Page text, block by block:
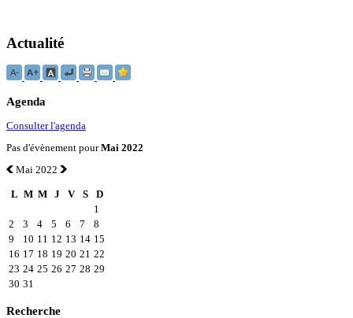
Actualité
Agenda
Consulter l'agenda
Pas d'évènement pourMai 2022
Mai 2022
L M M J V S
D
1
2
3 4 5 6 7
8
9
10 11 12 13 14 15
16 17 18 19 20 21 22
23 24 25 26 27 28 29
30 31
Recherche